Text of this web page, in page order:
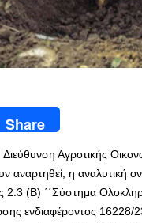
Share
Αγροτικής
αναρτηθεί, η
2.3 (Β) ΄΄Σύστημα
ενδιαφέροντος 16228/